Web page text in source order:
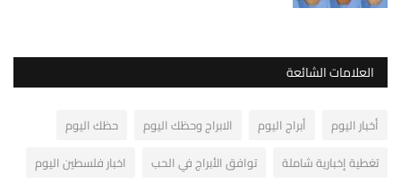
العلامات الشائعة
أخبار اليوم أبراج اليوم الابراج وحظك اليوم
حظك اليوم
تغطية إخبارية شاملة
توافق الأبراج في الحب
اخبار فلسطين اليوم